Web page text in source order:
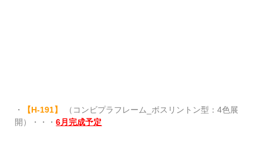
・ 【H-191】
（コンビプラフレーム_ボスリントン型：4色展
開）・・・6月完成予定